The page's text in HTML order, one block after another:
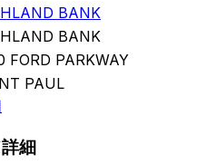
BANK
BANK
FORD PARKWAY
PAUL
細